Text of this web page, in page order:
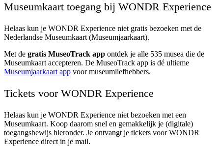
Museumkaart toegang bij WONDR Experience
Helaas kun je WONDR Experience niet gratis bezoeken met de
Nederlandse Museumkaart (Museumjaarkaart).
Met de gratis MuseoTrack app ontdek je alle 535 musea die de
Museumkaart accepteren. De MuseoTrack app is dé ultieme
Museumjaarkaart app voor museumliefhebbers.
Tickets voor WONDR Experience
Helaas kun je WONDR Experience niet bezoeken met een
Museumkaart. Koop daarom snel en gemakkelijk je (digitale)
toegangsbewijs hieronder. Je ontvangt je tickets voor WONDR
Experience direct in je mail.